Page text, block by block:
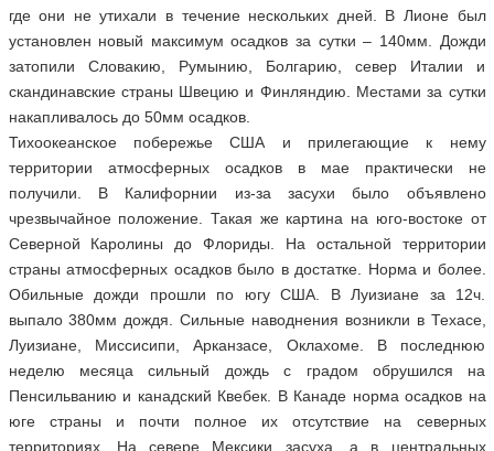
где они не утихали в течение нескольких дней. В Лионе был
установлен новый максимум осадков за сутки – 140мм. Дожди
затопили Словакию, Румынию, Болгарию, север Италии и
скандинавские страны Швецию и Финляндию. Местами за сутки
накапливалось до 50мм осадков.
Тихоокеанское побережье США и прилегающие к нему
территории атмосферных осадков в мае практически не
получили. В Калифорнии из-за засухи было объявлено
чрезвычайное положение. Такая же картина на юго-востоке от
Северной Каролины до Флориды. На остальной территории
страны атмосферных осадков было в достатке. Норма и более.
Обильные дожди прошли по югу США. В Луизиане за 12ч.
выпало 380мм дождя. Сильные наводнения возникли в Техасе,
Луизиане, Миссисипи, Арканзасе, Оклахоме. В последнюю
неделю месяца сильный дождь с градом обрушился на
Пенсильванию и канадский Квебек. В Канаде норма осадков на
юге страны и почти полное их отсутствие на северных
территориях. На севере Мексики засуха, а в центральных